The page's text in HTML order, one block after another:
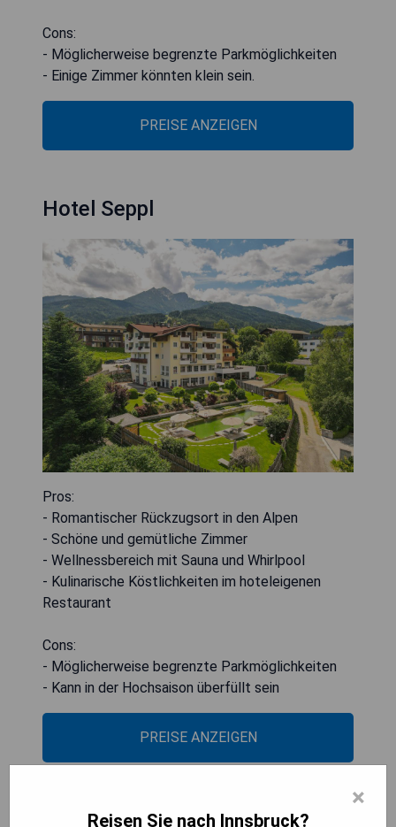
Cons:
- Möglicherweise begrenzte Parkmöglichkeiten
- Einige Zimmer könnten klein sein.
PREISE ANZEIGEN
Hotel Seppl
Pros:
- Romantischer Rückzugsort in den Alpen
- Schöne und gemütliche Zimmer
- Wellnessbereich mit Sauna und Whirlpool
- Kulinarische Köstlichkeiten im hoteleigenen
Restaurant
Cons:
- Möglicherweise begrenzte Parkmöglichkeiten
- Kann in der Hochsaison überfüllt sein
PREISE ANZEIGEN
Der WALZL
×
Reisen Sie nach Innsbruck?